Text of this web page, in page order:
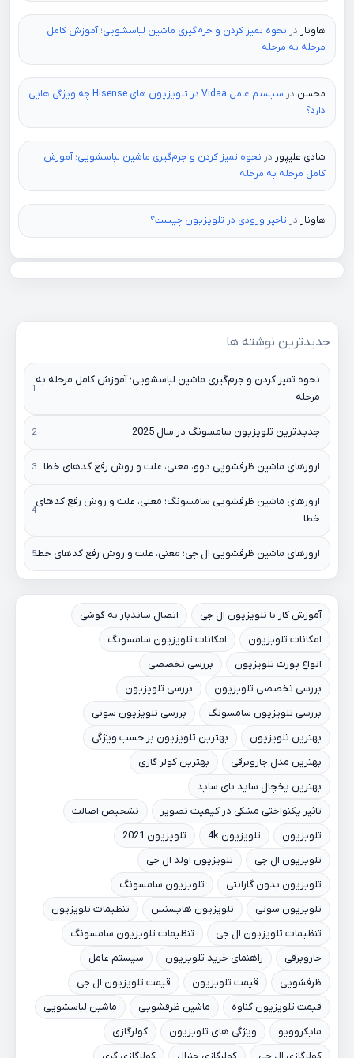
هاوناز در نحوه تمیز کردن و جرم‌گیری ماشین لباسشویی؛ آموزش کامل
مرحله به مرحله
محسن در
سیستم عامل Vidaa در تلویزیون های Hisense چه ویژگی هایی
دارد؟
شادی علیپور در نحوه تمیز کردن و جرم‌گیری ماشین لباسشویی؛ آموزش
کامل مرحله به مرحله
هاوناز در تاخیر ورودی در تلویزیون چیست؟
جدیدترین نوشته ها
نحوه تمیز کردن و جرم‌گیری ماشین لباسشویی؛ آموزش کامل مرحله به
مرحله
جدیدترین تلویزیون سامسونگ در سال 2025
ارورهای ماشین ظرفشویی دوو، معنی، علت و روش رفع کدهای خطا
ارورهای ماشین ظرفشویی سامسونگ؛ معنی، علت و روش رفع کدهای
خطا
ارورهای ماشین ظرفشویی ال جی؛ معنی، علت و روش رفع کدهای خطا
آموزش کار با تلویزیون ال جی
اتصال ساندبار به گوشی
امکانات تلویزیون
امکانات تلویزیون سامسونگ
انواع پورت تلویزیون
بررسی تخصصی
بررسی تخصصی تلویزیون
بررسی تلویزیون
بررسی تلویزیون سامسونگ
بررسی تلویزیون سونی
بهترین تلویزیون
بهترین تلویزیون بر حسب ویژگی
بهترین مدل جاروبرقی
بهترین کولر گازی
بهترین یخچال ساید بای ساید
تاثیر یکنواختی مشکی در کیفیت تصویر
تشخیص اصالت
تلویزیون
تلویزیون 4k
تلویزیون 2021
تلویزیون ال جی
تلویزیون اولد ال جی
تلویزیون بدون گارانتی
تلویزیون سامسونگ
تلویزیون سونی
تلویزیون هایسنس
تنظیمات تلویزیون
تنظیمات تلویزیون ال جی
تنظیمات تلویزیون سامسونگ
جاروبرقی
راهنمای خرید تلویزیون
سیستم عامل
ظرفشویی
قیمت تلویزیون
قیمت تلویزیون ال جی
قیمت تلویزیون گناوه
ماشین ظرفشویی
ماشین لباسشویی
مایکروویو
ویژگی های تلویزیون
کولرگازی